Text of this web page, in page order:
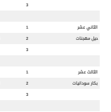
3
الثاني عشر 1
حيل مهجنات
2
3
الثالث عشر 1
بكار سودانيات
2
3